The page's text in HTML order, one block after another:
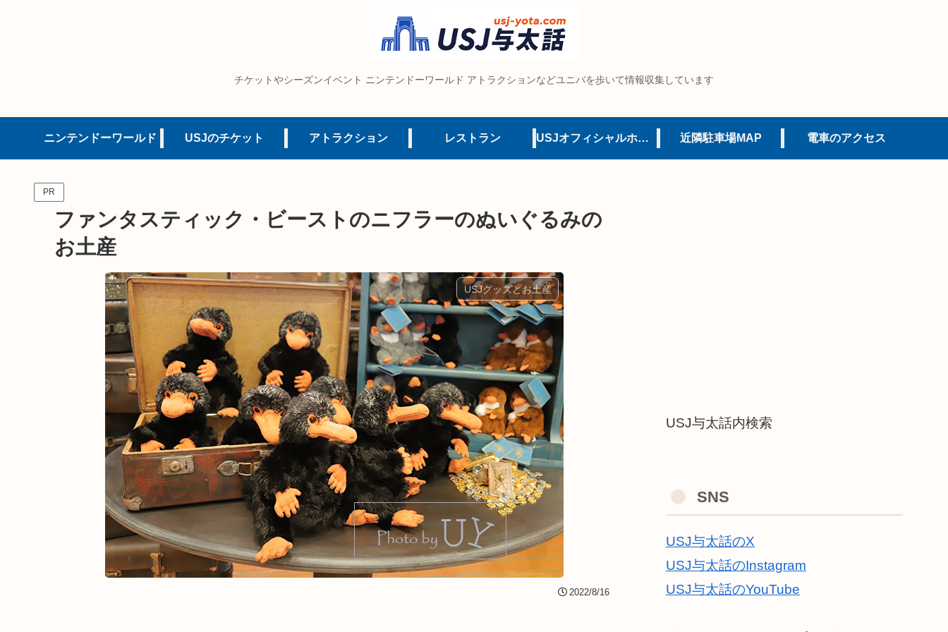
チケットやシーズンイベント ニンテンドーワールド アトラクションなどユニバを歩いて情報収集しています
ニンテンドーワールド USJのチケット アトラクション レストラン USJオフィシャルホテル 近隣駐車場MAP 電車のアクセス
PR
ファンタスティック・ビーストのニフラーのぬいぐるみの
お土産
USJグッズとお土産
2022/8/16
USJ与太話内検索
SNS
USJ与太話のX
USJ与太話のInstagram
USJ与太話のYouTube